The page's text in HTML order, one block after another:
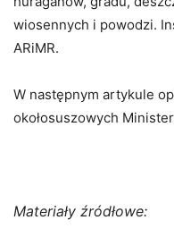
wiosennych i powodzi.
ARiMR.
W następnym artykule
okołosuszowych
Materiały źródłowe: